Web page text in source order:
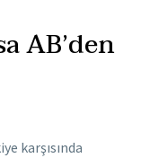
AB’den
karşısında